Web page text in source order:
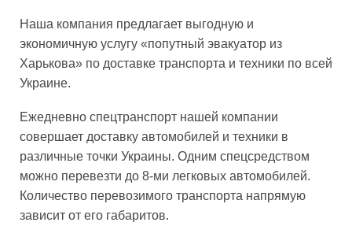
Наша компания предлагает выгодную и
экономичную услугу «попутный эвакуатор из
Харькова» по доставке транспорта и техники по всей
Украине.
Ежедневно спецтранспорт нашей компании
совершает доставку автомобилей и техники в
различные точки Украины. Одним спецсредством
можно перевезти до 8-ми легковых автомобилей.
Количество перевозимого транспорта напрямую
зависит от его габаритов.